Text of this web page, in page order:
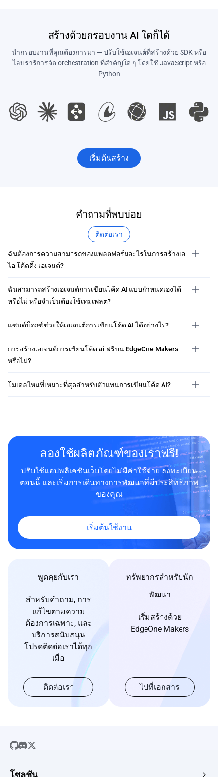
สร้างด้วยกรอบงาน AI ใดก็ได้
นำกรอบงานที่คุณต้องการมา — ปรับใช้เอเจนต์ที่สร้างด้วย SDK หรือ
ไลบรารีการจัด orchestration ที่สำคัญใด ๆ โดยใช้ JavaScript หรือ
Python
เริ่มต้นสร้าง
คำถามที่พบบ่อย
ติดต่อเรา
ฉันต้องการความสามารถของแพลตฟอร์มอะไรในการสร้างเอ
ไอ โค้ดดิ้ง เอเจนต์?
ฉันสามารถสร้างเอเจนต์การเขียนโค้ด AI แบบกำหนดเองได้
หรือไม่ หรือจำเป็นต้องใช้เทมเพลต?
แซนด์บ็อกซ์ช่วยให้เอเจนต์การเขียนโค้ด AI ได้อย่างไร?
การสร้างเอเจนต์การเขียนโค้ด ai ฟรีบน EdgeOne Makers
หรือไม่?
โมเดลไหนที่เหมาะที่สุดสำหรับตัวแทนการเขียนโค้ด AI?
ลองใช้ผลิตภัณฑ์ของเราฟรี!
ปรับใช้แอปพลิเคชันเว็บโดยไม่มีค่าใช้จ่าย ลงทะเบียน
ตอนนี้ และเริ่มการเดินทางการพัฒนาที่มีประสิทธิภาพ
ของคุณ
เริ่มต้นใช้งาน
พูดคุยกับเรา
สำหรับคำถาม, การ
แก้ไขตามความ
ต้องการเฉพาะ, และ
บริการสนับสนุน
โปรดติดต่อเราได้ทุก
เมื่อ
ติดต่อเรา
ทรัพยากรสำหรับนัก
พัฒนา
เริ่มสร้างด้วย
EdgeOne Makers
ไปที่เอกสาร
โซลูชัน